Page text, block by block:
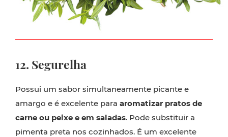
12. Segurelha
Possui um sabor simultaneamente picante e
amargo e é excelente para aromatizar pratos de
carne ou peixe e em saladas. Pode substituir a
pimenta preta nos cozinhados. É um excelente